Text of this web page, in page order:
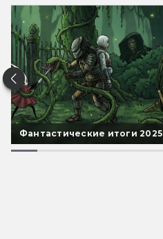
Фантастические итоги 2025